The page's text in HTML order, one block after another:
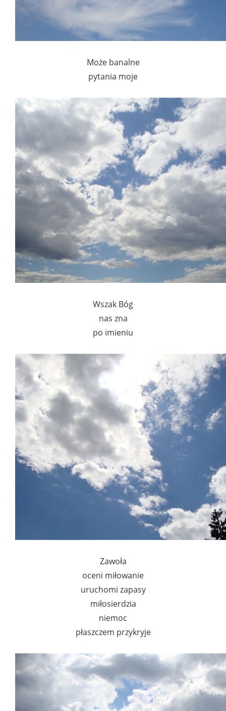
Może banalne
pytania moje
Wszak Bóg
nas zna
po imieniu
Zawoła
oceni miłowanie
uruchomi zapasy
miłosierdzia
niemoc
płaszczem przykryje